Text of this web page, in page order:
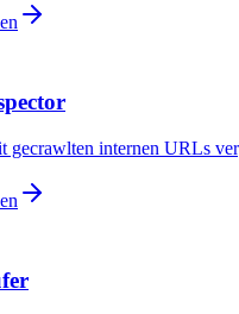
gecrawlten internen URLs